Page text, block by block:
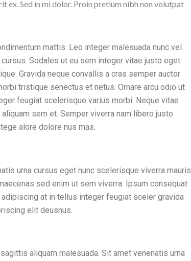
ex. Sed in mi dolor. Proin pretium nibh non volutpat
mattis. Leo integer malesuada nunc vel.
Sodales ut eu sem integer vitae justo eget.
Gravida neque convallis a cras semper auctor
tristique senectus et netus. Ornare arcu odio ut
feugiat scelerisque varius morbi. Neque vitae
sem et. Semper viverra nam libero justo
alore dolore nus mas.
urna cursus eget nunc scelerisque viverra mauris
sed enim ut sem viverra. Ipsum consequat
at in tellus integer feugiat sceler gravida
elit deusnus.
aliquam malesuada. Sit amet venenatis urna